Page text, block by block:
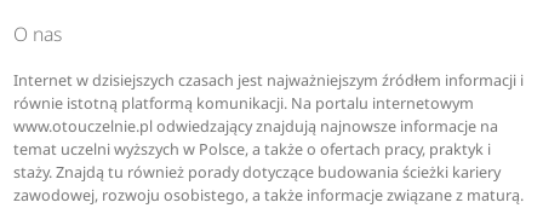
O nas
Internet w dzisiejszych czasach jest najważniejszym źródłem informacji i
równie istotną platformą komunikacji. Na portalu internetowym
www.otouczelnie.pl odwiedzający znajdują najnowsze informacje na
temat uczelni wyższych w Polsce, a także o ofertach pracy, praktyk i
staży. Znajdą tu również porady dotyczące budowania ścieżki kariery
zawodowej, rozwoju osobistego, a także informacje związane z maturą.